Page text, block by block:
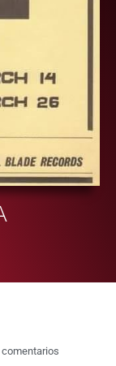
comentarios